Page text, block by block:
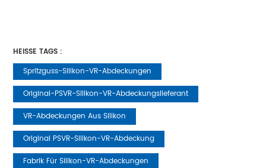
HEISSE TAGS :
Spritzguss-Silikon-VR-Abdeckungen
Original-PSVR-Silikon-VR-Abdeckungslieferant
VR-Abdeckungen Aus Silikon
Original PSVR-Silikon-VR-Abdeckung
Fabrik Für Silikon-VR-Abdeckungen